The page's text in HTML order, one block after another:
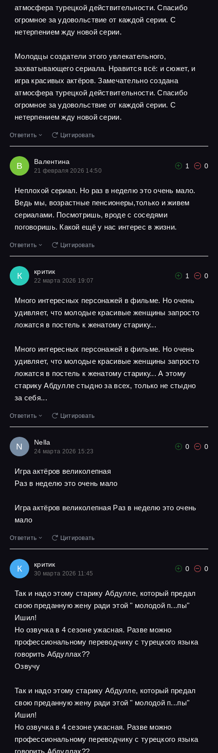
атмосфера турецкой действительности. Спасибо
огромное за удовольствие от каждой серии. С
нетерпением жду новой серии.
Молодцы создатели этого увлекательного,
захватывающего сериала. Нравится всё: и сюжет, и
игра красивых актёров. Замечательно создана
атмосфера турецкой действительности. Спасибо
огромное за удовольствие от каждой серии. С
нетерпением жду новой серии.
Ответить Цитировать
В Валентина
21 февраля 2026 14:50
1 0
Неплохой сериал. Но раз в неделю это очень мало.
Ведь мы, возрастные пенсионеры,только и живем
сериалами. Посмотришь, вроде с соседями
поговоришь. Какой ещё у нас интерес в жизни.
Ответить Цитировать
К критик
22 марта 2026 19:07
1 0
Много интересных персонажей в фильме. Но очень
удивляет, что молодые красивые женщины запросто
ложатся в постель к женатому старику...
Много интересных персонажей в фильме. Но очень
удивляет, что молодые красивые женщины запросто
ложатся в постель к женатому старику... А этому
старику Абдулле стыдно за всех, только не стыдно
за себя...
Ответить Цитировать
N Nella
24 марта 2026 15:23
0 0
Игра актёров великолепная
Pаз в неделю это очень мало
Игра актёров великолепная Pаз в неделю это очень
мало
Ответить Цитировать
К критик
30 марта 2026 11:45
0 0
Так и надо этому старику Абдулле, который предал
свою преданную жену ради этой " молодой п...пы"
Ишил!
Но озвучка в 4 сезоне ужасная. Разве можно
профессиональному переводчику с турецкого языка
говорить Абдуллах??
Озвучу
Так и надо этому старику Абдулле, который предал
свою преданную жену ради этой " молодой п...пы"
Ишил!
Но озвучка в 4 сезоне ужасная. Разве можно
профессиональному переводчику с турецкого языка
говорить Абдуллах??